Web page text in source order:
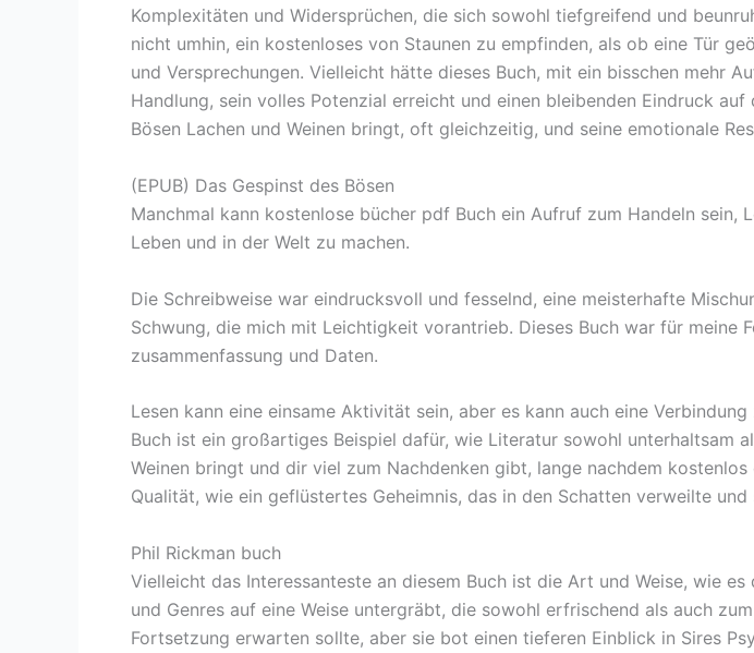
Komplexitäten und Widersprüchen, die sich sowohl tiefgreifend und
nicht umhin, ein kostenloses von Staunen zu empfinden, als ob eine Tür
und Versprechungen. Vielleicht hätte dieses Buch, mit ein bisschen mehr
Handlung, sein volles Potenzial erreicht und einen bleibenden Eindruck
Bösen Lachen und Weinen bringt, oft gleichzeitig, und seine emotionale
(EPUB) Das Gespinst des Bösen
Manchmal kann kostenlose bücher pdf Buch ein Aufruf zum Handeln sein,
Leben und in der Welt zu machen.
Die Schreibweise war eindrucksvoll und fesselnd, eine meisterhafte
Schwung, die mich mit Leichtigkeit vorantrieb. Dieses Buch war für meine
zusammenfassung und Daten.
Lesen kann eine einsame Aktivität sein, aber es kann auch eine
Buch ist ein großartiges Beispiel dafür, wie Literatur sowohl unterhaltsam
Weinen bringt und dir viel zum Nachdenken gibt, lange nachdem
Qualität, wie ein geflüstertes Geheimnis, das in den Schatten verweilte
Phil Rickman buch
Vielleicht das Interessanteste an diesem Buch ist die Art und Weise, wie
und Genres auf eine Weise untergräbt, die sowohl erfrischend als auch
Fortsetzung erwarten sollte, aber sie bot einen tieferen Einblick in Sires